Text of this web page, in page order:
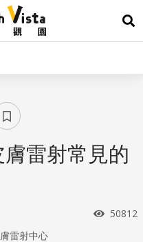
展
雷射常見的
瀏覽次
50812
雷射中心